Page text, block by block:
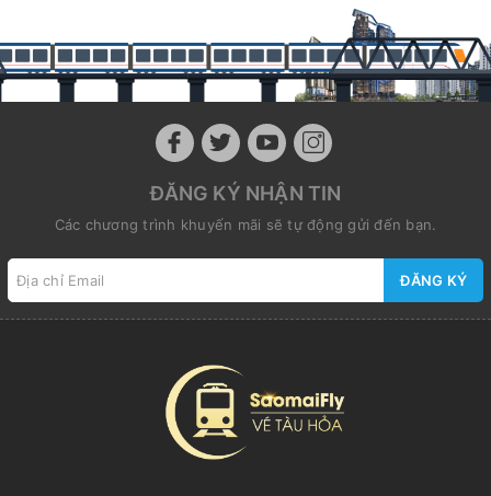
ĐĂNG KÝ NHẬN TIN
Các chương trình khuyến mãi sẽ tự động gửi đến bạn.
ĐĂNG KÝ